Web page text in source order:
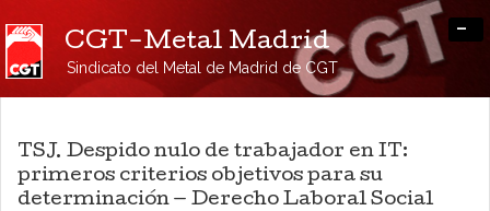
CGT-Metal Madrid
Sindicato del Metal de Madrid de CGT
-
TSJ. Despido nulo de trabajador en IT:
primeros criterios objetivos para su
determinación — Derecho Laboral Social